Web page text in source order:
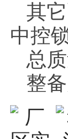
其
中控
总
整